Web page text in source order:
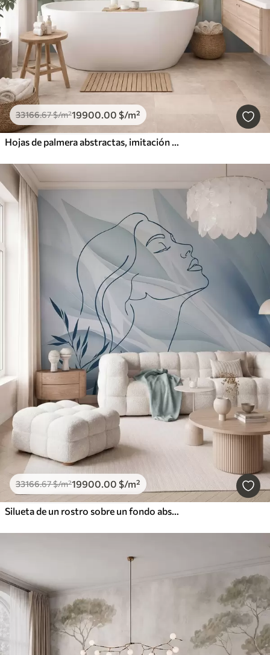
33166.67$/m²19900.00 $/m²
Hojas de palmera abstractas, imitación de pintura
33166.67$/m²19900.00 $/m²
Silueta de un rostro sobre un fondo abstracto